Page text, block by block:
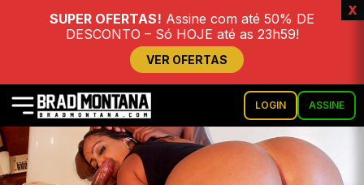
SUPER OFERTAS! Assine com até 50% DE
DESCONTO – Só HOJE até as 23h59!
VER OFERTAS
x
LOGIN ASSINE